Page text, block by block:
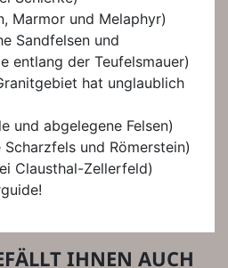
Marmor und Melaphyr)
Sandfelsen und
entlang der Teufelsmauer)
hat unglaublich
und abgelegene Felsen)
Scharzfels und Römerstein)
Clausthal-Zellerfeld)
IHNEN AUCH